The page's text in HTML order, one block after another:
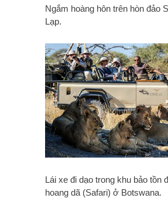
Ngắm hoàng hôn trên hòn đảo
Lạp.
Lái xe đi dạo trong khu bảo tồn
hoang dã (Safari) ở Botswana.